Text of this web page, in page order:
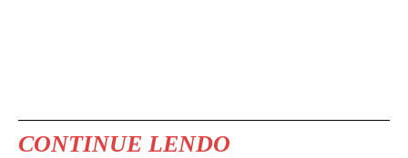
CONTINUE LENDO